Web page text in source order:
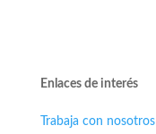
Enlaces de interés
Trabaja con nosotros